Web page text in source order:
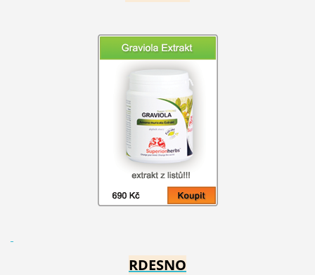
RDESNO